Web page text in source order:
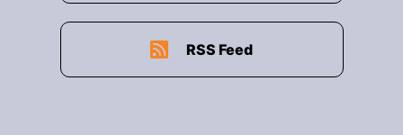
00:01:09: Darum soll es heute gehen.
00:01:10: In einer Sondersendung unseres
RSS Feed